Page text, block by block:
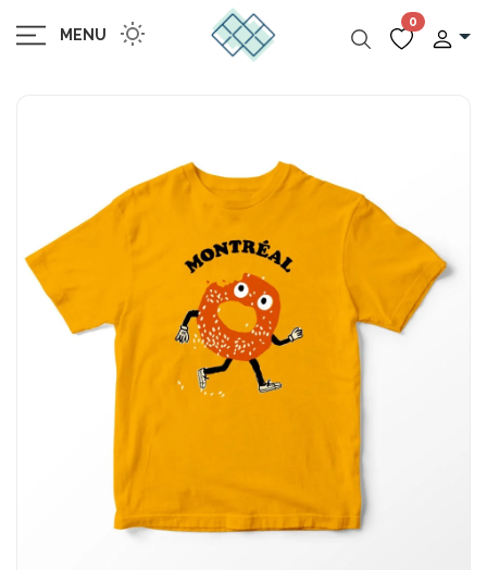
MENU
0